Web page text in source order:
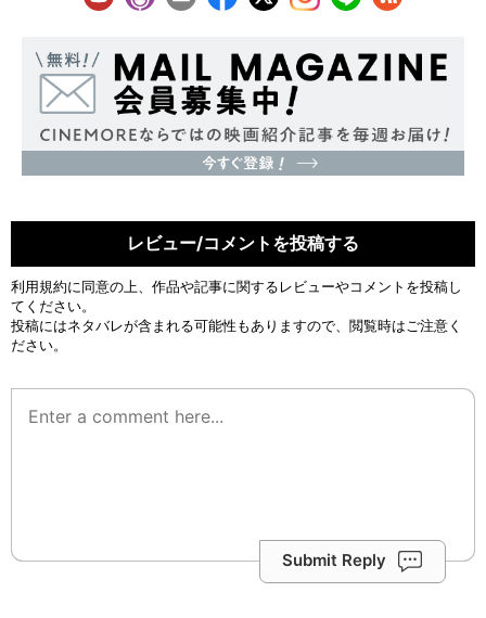
レビュー/コメントを投稿する
利用規約に同意の上、作品や記事に関するレビューやコメントを投稿し
てください。
投稿にはネタバレが含まれる可能性もありますので、閲覧時はご注意く
ださい。
Submit Reply